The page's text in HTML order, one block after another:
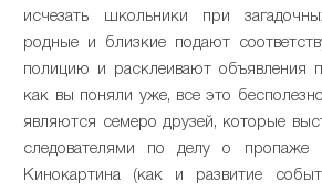
исчезать школьники при
родные и близкие подают
полицию и расклеивают объявления
как вы поняли уже, все это
являются семеро друзей, которые
следователями по делу о пропаже
Кинокартина (как и развитие